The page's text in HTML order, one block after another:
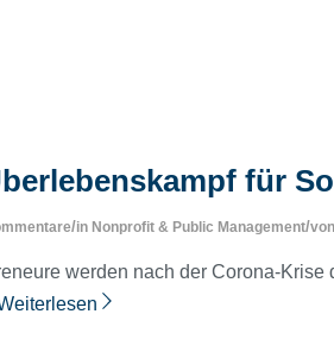
für
/in Nonprofit & Public Management/
werden nach der Corona-